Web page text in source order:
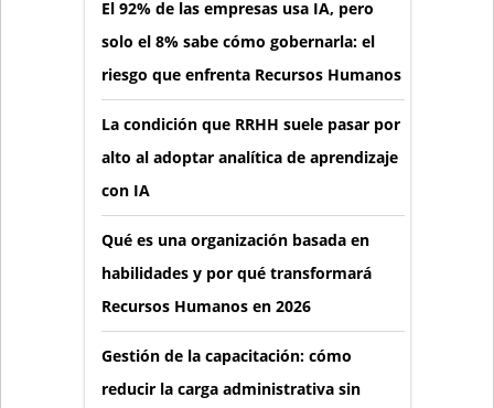
El 92% de las empresas usa IA, pero
solo el 8% sabe cómo gobernarla: el
riesgo que enfrenta Recursos Humanos
La condición que RRHH suele pasar por
alto al adoptar analítica de aprendizaje
con IA
Qué es una organización basada en
habilidades y por qué transformará
Recursos Humanos en 2026
Gestión de la capacitación: cómo
reducir la carga administrativa sin